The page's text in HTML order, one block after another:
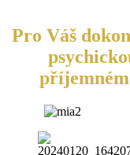
Pro Váš